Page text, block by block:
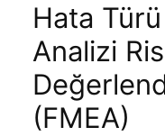
Hata
Analizi
(FMEA)